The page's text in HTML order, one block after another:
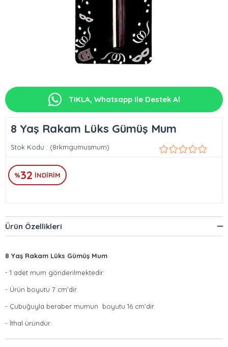
TIKLA, Whatsapp ile Destek Al
8 Yaş Rakam Lüks Gümüş Mum
Stok Kodu (8rkmgumusmum)
%32 İNDIRIM
Ürün Özellikleri
8 Yaş Rakam Lüks Gümüş Mum
- 1 adet mum gönderilmektedir.
- Ürün boyutu 7 cm'dir.
- Çubuğuyla beraber mumun boyutu 16 cm'dir.
- İthal üründür.